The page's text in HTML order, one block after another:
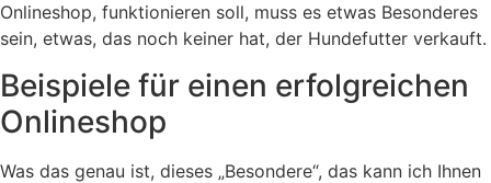
Onlineshop, funktionieren soll, muss es etwas Besonderes
sein, etwas, das noch keiner hat, der Hundefutter verkauft.
Beispiele für einen erfolgreichen
Onlineshop
Was das genau ist, dieses „Besondere“, das kann ich Ihnen